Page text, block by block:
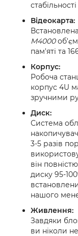
Відеокарта:
M4000
пам'яті та
Корпус:
Робоча
корпус 4U
зручними
Диск:
Система
3-5 разів
він
диску 95-
нашого
Живлення:
Завдяки
ви ніколи